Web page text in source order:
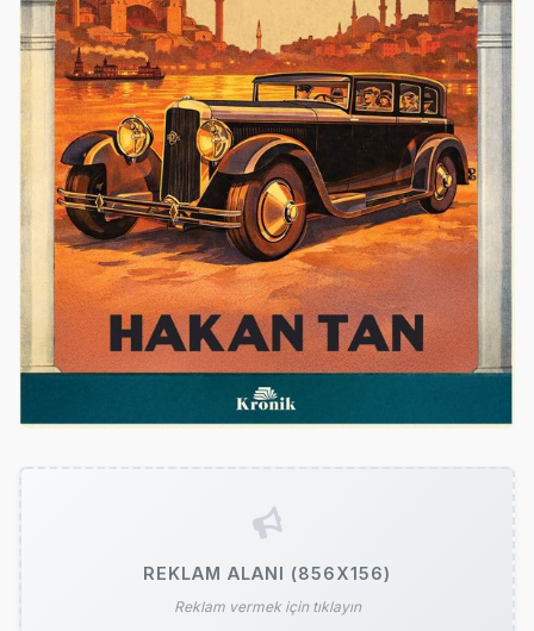
REKLAM ALANI (856X156)
Reklam vermek için tıklayın